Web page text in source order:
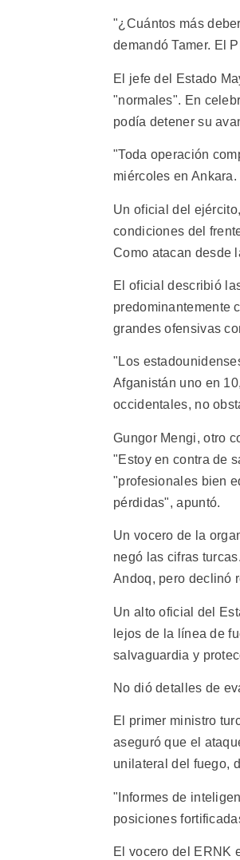
"¿Cuántos más
demandó Tamer. El
El jefe del Estado
"normales". En
podía detener su
"Toda operación
miércoles en Ankara.
Un oficial del
condiciones del
Como atacan desde
El oficial describió
predominantemente
grandes ofensivas
"Los
Afganistán uno en
occidentales, no
Gungor Mengi, otro
"Estoy en contra de
"profesionales bien
pérdidas", apuntó.
Un vocero de la
negó las cifras
Andoq, pero declinó
Un alto oficial del
lejos de la línea de
salvaguardia y
No dió detalles de
El primer ministro
aseguró que el
unilateral del fuego,
"Informes de
posiciones
El vocero del ERNK